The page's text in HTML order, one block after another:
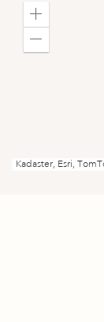
Zoom
Kadaster, Esri,